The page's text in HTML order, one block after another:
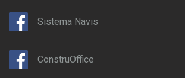
Sistema Navis
ConstruOffice